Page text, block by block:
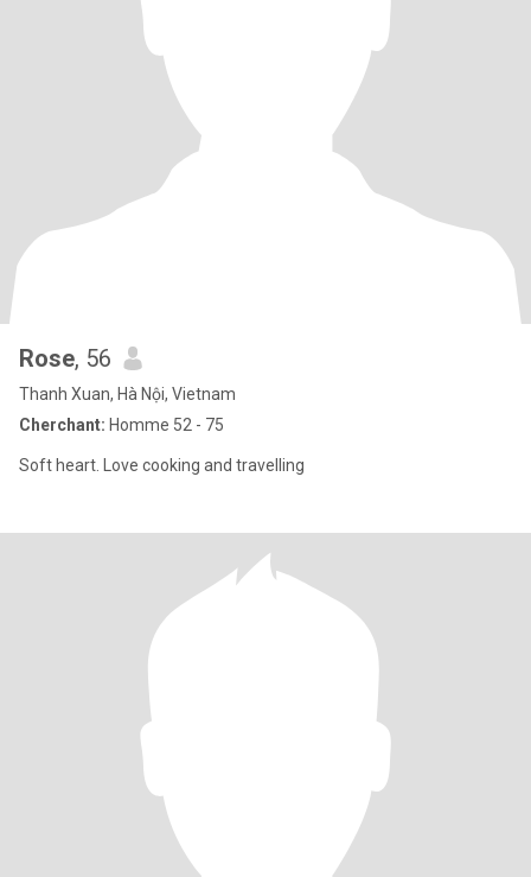
Rose, 56
Thanh Xuan, Hà Nội, Vietnam
Cherchant: Homme 52 - 75
Soft heart. Love cooking and travelling